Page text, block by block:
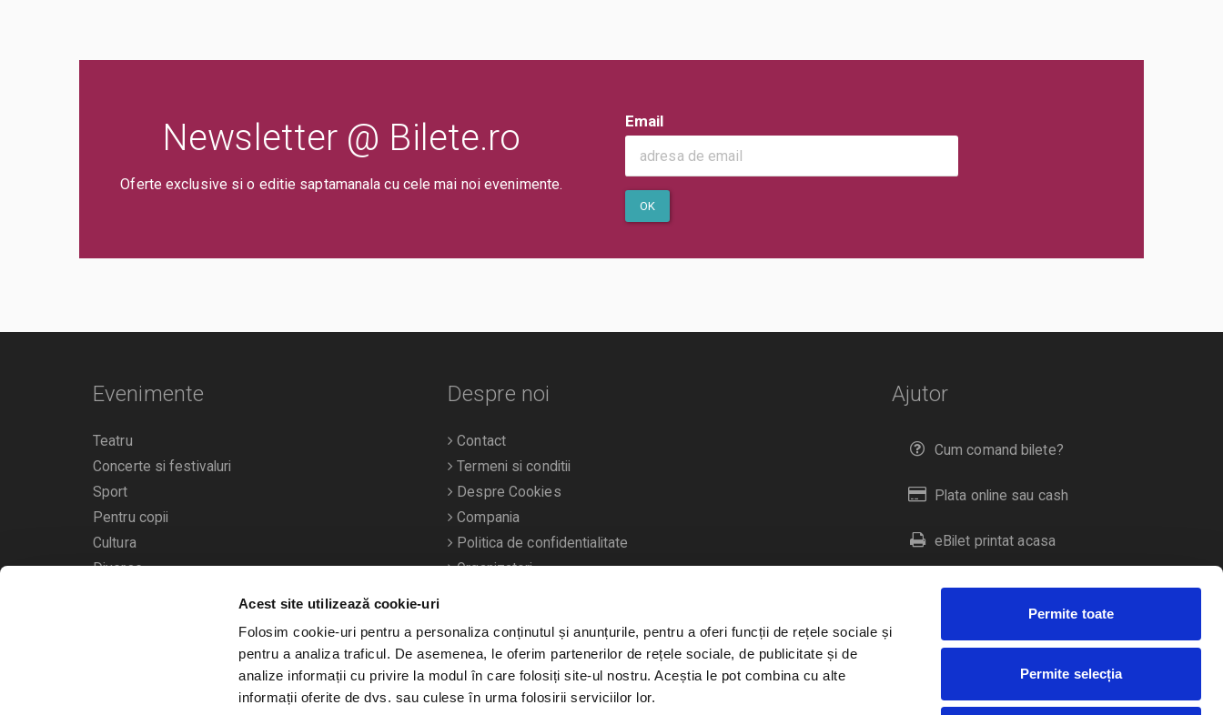
Acest site utilizează cookie-uri
Folosim cookie-uri pentru a personaliza conținutul și anunțurile, pentru a oferi funcții de rețele sociale și
pentru a analiza traficul. De asemenea, le oferim partenerilor de rețele sociale, de publicitate și de
analize informații cu privire la modul în care folosiți site-ul nostru. Aceștia le pot combina cu alte
informații oferite de dvs. sau culese în urma folosirii serviciilor lor.
Permite toate
Permite selecția
Newsletter @ Bilete.ro
Oferte exclusive si o editie saptamanala cu cele mai noi evenimente.
Email
OK
Ajutor
Cum comand bilete?
Plata online sau cash
eBilet printat acasa
Livrare prin curier
Duplicare bilete
Evenimente
Teatru
Concerte si festivaluri
Sport
Pentru copii
Cultura
Diverse
Calendarul evenimentelor
Despre noi
Contact
Termeni si conditii
Despre Cookies
Compania
Politica de confidentialitate
Organizatori